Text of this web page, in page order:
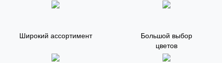
Широкий ассортимент
Большой выбор
цветов